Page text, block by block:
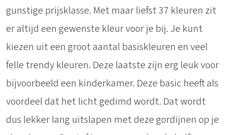
gunstige prijsklasse. Met maar liefst 37 kleuren zit
er altijd een gewenste kleur voor je bij. Je kunt
kiezen uit een groot aantal basiskleuren en veel
felle trendy kleuren. Deze laatste zijn erg leuk voor
bijvoorbeeld een kinderkamer. Deze basic heeft als
voordeel dat het licht gedimd wordt. Dat wordt
dus lekker lang uitslapen met deze gordijnen op je